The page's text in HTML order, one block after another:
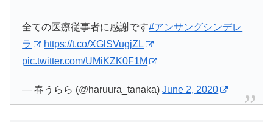
全ての医療従事者に感謝です#アンサングシンデレ
ラ
https://t.co/XGlSVugjZL
pic.twitter.com/UMiKZK0F1M
— 春うらら (@haruura_tanaka)June 2, 2020